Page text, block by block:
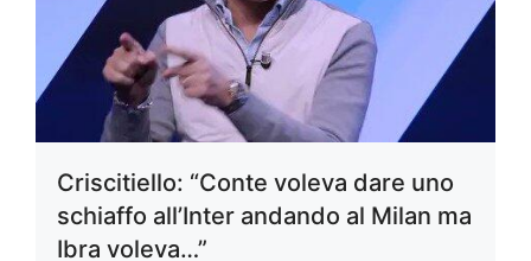
Criscitiello: “Conte voleva dare uno
schiaffo all’Inter andando al Milan ma
Ibra voleva…”